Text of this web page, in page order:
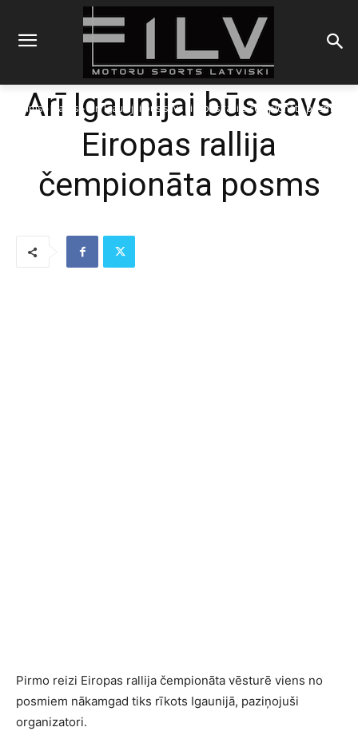
Sākums Rallijs Arī Igaunijai būs savs Eiropas rallija čempionāta posms
Arī Igaunijai būs savs
Eiropas rallija
čempionāta posms
Pirmo reizi Eiropas rallija čempionāta vēsturē viens no
posmiem nākamgad tiks rīkots Igaunijā, paziņojuši
organizatori.